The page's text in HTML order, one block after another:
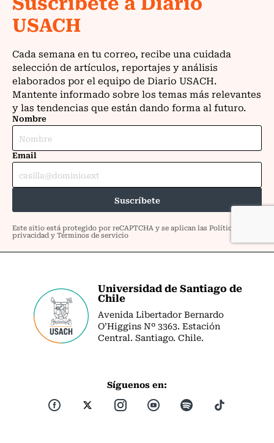
Universidad de Santiago de
Chile
Avenida Libertador Bernardo
O’Higgins Nº 3363. Estación
Central. Santiago. Chile.
Síguenos en: